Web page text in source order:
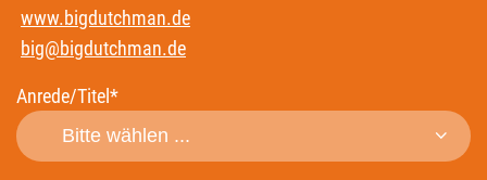
www.bigdutchman.de
big@bigdutchman.de
Anrede/Titel*